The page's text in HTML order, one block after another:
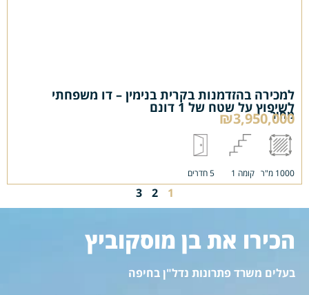
למכירה בהזדמנות בקרית בנימין – דו משפחתי
לשיפוץ על שטח של 1 דונם
מחיר
₪3,950,000
1000 מ"ר קומה 1 5 חדרים
1
2
3
הכירו את בן מוסקוביץ
בעלים משרד פתרונות נדל"ן בחיפה